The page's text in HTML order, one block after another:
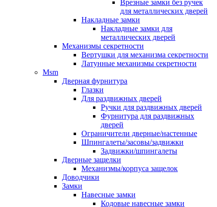
Врезные замки без ручек
для металлических дверей
Накладные замки
Накладные замки для
металлических дверей
Механизмы секретности
Вертушки для механизма секретности
Латунные механизмы секретности
Msm
Дверная фурнитура
Глазки
Для раздвижных дверей
Ручки для раздвижных дверей
Фурнитура для раздвижных
дверей
Ограничители дверные/настенные
Шпингалеты/засовы/задвижки
Задвижки/шпингалеты
Дверные защелки
Механизмы/корпуса защелок
Доводчики
Замки
Навесные замки
Кодовые навесные замки